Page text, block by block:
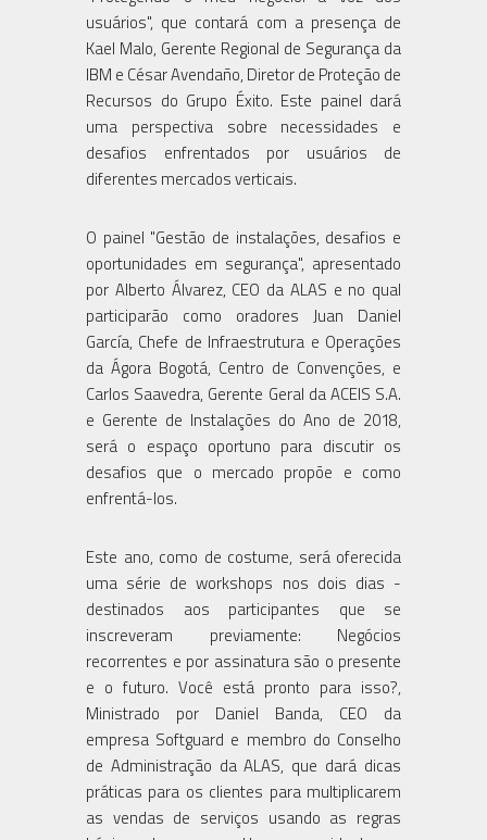
usuários", que contará com a presença de
Kael Malo, Gerente Regional de Segurança da
IBM e César Avendaño, Diretor de Proteção de
Recursos do Grupo Éxito. Este painel dará
uma perspectiva sobre necessidades e
desafios enfrentados por usuários de
diferentes mercados verticais.
O painel "Gestão de instalações, desafios e
oportunidades em segurança", apresentado
por Alberto Álvarez, CEO da ALAS e no qual
participarão como oradores Juan Daniel
García, Chefe de Infraestrutura e Operações
da Ágora Bogotá, Centro de Convenções, e
Carlos Saavedra, Gerente Geral da ACEIS S.A.
e Gerente de Instalações do Ano de 2018,
será o espaço oportuno para discutir os
desafios que o mercado propõe e como
enfrentá-los.
Este ano, como de costume, será oferecida
uma série de workshops nos dois dias -
destinados aos participantes que se
inscreveram previamente: Negócios
recorrentes e por assinatura são o presente
e o futuro. Você está pronto para isso?,
Ministrado por Daniel Banda, CEO da
empresa Softguard e membro do Conselho
de Administração da ALAS, que dará dicas
práticas para os clientes para multiplicarem
as vendas de serviços usando as regras